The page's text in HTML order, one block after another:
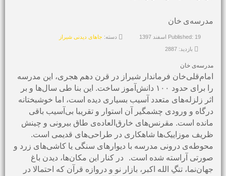
مدرسه‌ی خان
Published: 19 اسفند 1397 دسته: جاهای دیدنی شیراز
بازدید: 2887
مدرسه‌ی خان
امام‌قلی‌خان فرماندار شیراز در قرن دهم هجری، این مدرسه
را برای حدود ۱۰۰ دانش‌آموز ساخت. این بنا طی سال‌ها و بر
اثر زلزله‌های متعدد آسیب بسیاری دیده است، اما خوشبختانه
درگاه و ورودی چشمگیر آن استوار و تقریبا بی‌آسیب باقی
مانده است. مقرنس‌های خارق‌العاده‌ی طاق بیرونی و چینش
ظریف موزاییک‌‌ها شاهکاری در طراحی‌‌های قدیمی است.
محوطه‌ی درونی مدرسه با دیوارهای سنگی یا کاشی‌های زرد و
صورتی آراسته شده است.
در کنار این مکان‌ها، دیدن باغ
جهان‌نما، تنگِ الله اکبر، بازار نو و دروازه قرآن که احتمالا در